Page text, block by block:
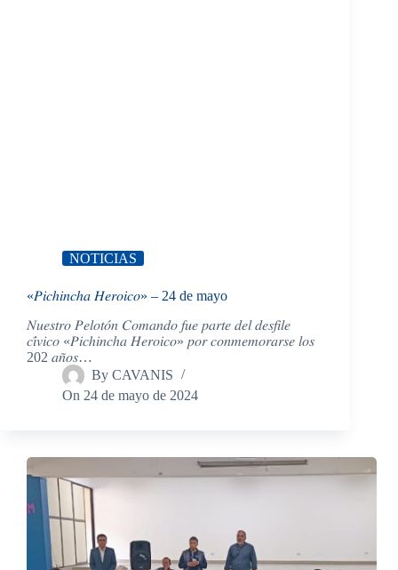
NOTICIAS
«𝑃𝑖𝑐ℎ𝑖𝑛𝑐ℎ𝑎 𝐻𝑒𝑟𝑜𝑖𝑐𝑜» – 24 de mayo
𝑁𝑢𝑒𝑠𝑡𝑟𝑜 𝑃𝑒𝑙𝑜𝑡𝑜́𝑛 𝐶𝑜𝑚𝑎𝑛𝑑𝑜 𝑓𝑢𝑒 𝑝𝑎𝑟𝑡𝑒 𝑑𝑒𝑙 𝑑𝑒𝑠𝑓𝑖𝑙𝑒
𝑐𝑖́𝑣𝑖𝑐𝑜 «𝑃𝑖𝑐ℎ𝑖𝑛𝑐ℎ𝑎 𝐻𝑒𝑟𝑜𝑖𝑐𝑜» 𝑝𝑜𝑟 𝑐𝑜𝑛𝑚𝑒𝑚𝑜𝑟𝑎𝑟𝑠𝑒 𝑙𝑜𝑠
202 𝑎𝑛̃𝑜𝑠…
By CAVANIS
On 24 de mayo de 2024